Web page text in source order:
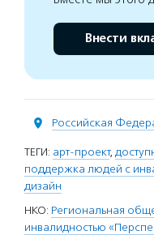
Внести
Российская
ТЕГИ: арт-проект,
поддержка людей с
дизайн
НКО: Региональная
инвалидностью